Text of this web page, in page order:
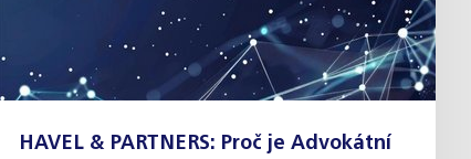
HAVEL & PARTNERS: Proč je Advokátní